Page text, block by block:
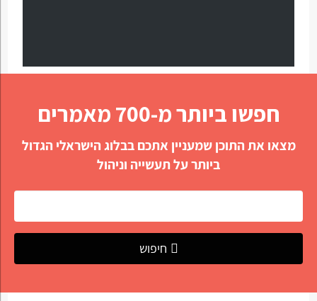
חפשו ביותר מ-700 מאמרים
מצאו את התוכן שמעניין אתכם בבלוג הישראלי הגדול
ביותר על תעשייה וניהול
חיפוש